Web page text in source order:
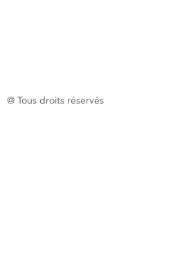
@ Tous droits réservés